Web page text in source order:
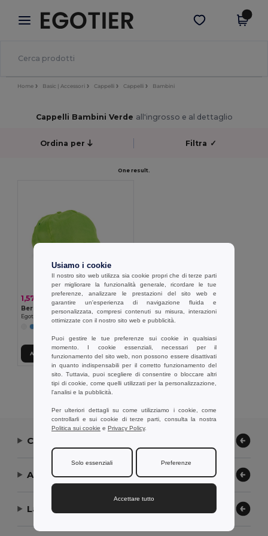
× App Egotier
Prezzi migliori sull'app!
Scarica app
Home Basic | Accessori Cappelli Cappelli Bambini
Cappelli Bambini Verde all'ingrosso e al dettaglio
Ordina per Filtra ✓
One result.
1,57 €
Egotier 99456
Aggiungi al carrello
Visualizzazione Di Tutti I Prodotti.
Contattaci
Aiuto or Assistenza
La nostra azienda
Usiamo i cookie
Il nostro sito web utilizza sia cookie propri che di terze parti
per migliorare la funzionalità generale, ricordare le tue
preferenze, analizzare le prestazioni del sito web e
garantire un'esperienza di navigazione fluida e
personalizzata, compresi contenuti su misura, interazioni
ottimizzate con il nostro sito web e pubblicità.
Puoi gestire le tue preferenze sui cookie in qualsiasi
momento. I cookie essenziali, necessari per il
funzionamento del sito web, non possono essere disattivati
in quanto indispensabili per il corretto funzionamento del
sito. Tuttavia, puoi scegliere di consentire o bloccare altri
tipi di cookie, come quelli utilizzati per la personalizzazione,
l'analisi e la pubblicità.
Per ulteriori dettagli su come utilizziamo i cookie, come
controllarli e sui cookie di terze parti, consulta la nostra
Politica sui cookie e Privacy Policy.
Solo essenziali Preferenze
Accettare tutto